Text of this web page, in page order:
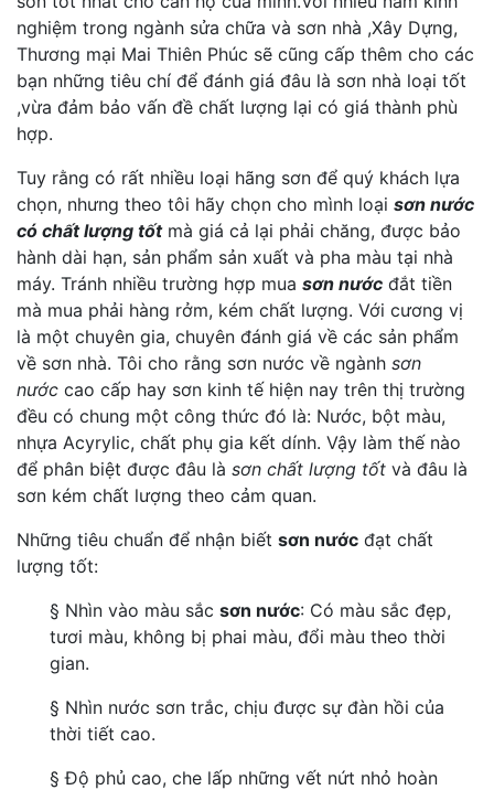
nghiệm trong ngành sửa chữa và sơn nhà ,Xây Dựng,
Thương mại Mai Thiên Phúc sẽ cũng cấp thêm cho các
bạn những tiêu chí để đánh giá đâu là sơn nhà loại tốt
,vừa đảm bảo vấn đề chất lượng lại có giá thành phù
hợp.
Tuy rằng có rất nhiều loại hãng sơn để quý khách lựa
chọn, nhưng theo tôi hãy chọn cho mình loại sơn nước
có chất lượng tốtmà giá cả lại phải chăng, được bảo
hành dài hạn, sản phẩm sản xuất và pha màu tại nhà
máy. Tránh nhiều trường hợp mua sơn nước đắt tiền
mà mua phải hàng rởm, kém chất lượng. Với cương vị
là một chuyên gia, chuyên đánh giá về các sản phẩm
về sơn nhà. Tôi cho rằng sơn nước về ngành sơn
nước cao cấp hay sơn kinh tế hiện nay trên thị trường
đều có chung một công thức đó là: Nước, bột màu,
nhựa Acyrylic, chất phụ gia kết dính. Vậy làm thế nào
để phân biệt được đâu là sơn chất lượng tốt và đâu là
sơn kém chất lượng theo cảm quan.
Những tiêu chuẩn để nhận biết sơn nước đạt chất
lượng tốt:
§ Nhìn vào màu sắc sơn nước: Có màu sắc đẹp,
tươi màu, không bị phai màu, đổi màu theo thời
gian.
§ Nhìn nước sơn trắc, chịu được sự đàn hồi của
thời tiết cao.
§ Độ phủ cao, che lấp những vết nứt nhỏ hoàn